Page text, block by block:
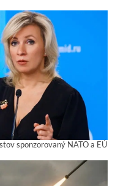
sponzorovaný NATO a EÚ